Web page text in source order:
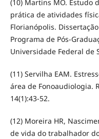
(10) Martins MO. Estudo
prática de atividades
Florianópolis.
Programa de Pós-
Universidade Federal de
(11) Servilha EAM.
área de Fonoaudiologia.
14(1):43-52.
(12) Moreira HR,
de vida do trabalhador